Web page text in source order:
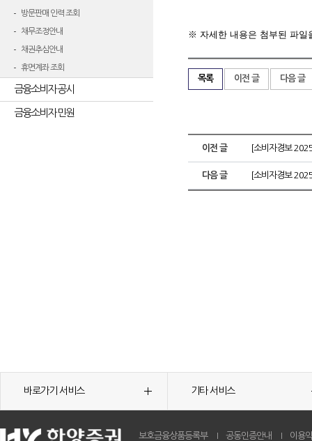
방문판매 인력 조회
채무조정안내
채권추심안내
휴면계좌 조회
금융소비자 공시
금융소비자 민원
※ 자세한 내용은 첨부된 파일
목록 이전 글 다음 글
이전 글 [소비자경보
다음 글 [소비자경보
바로가기 서비스 기타 서비스
보호금융상품등록부 공동인증안내 이용